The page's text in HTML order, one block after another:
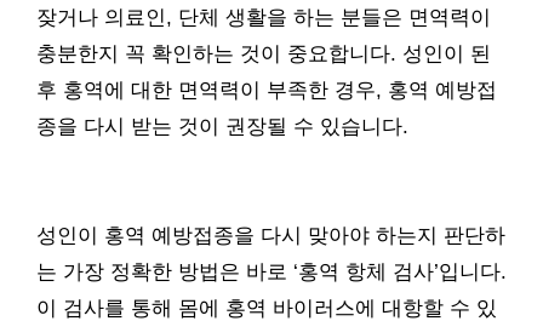
잦거나 의료인, 단체 생활을 하는 분들은 면역력이
충분한지 꼭 확인하는 것이 중요합니다. 성인이 된
후 홍역에 대한 면역력이 부족한 경우, 홍역 예방접
종을 다시 받는 것이 권장될 수 있습니다.
성인이 홍역 예방접종을 다시 맞아야 하는지 판단하
는 가장 정확한 방법은 바로 ‘홍역 항체 검사’입니다.
이 검사를 통해 몸에 홍역 바이러스에 대항할 수 있